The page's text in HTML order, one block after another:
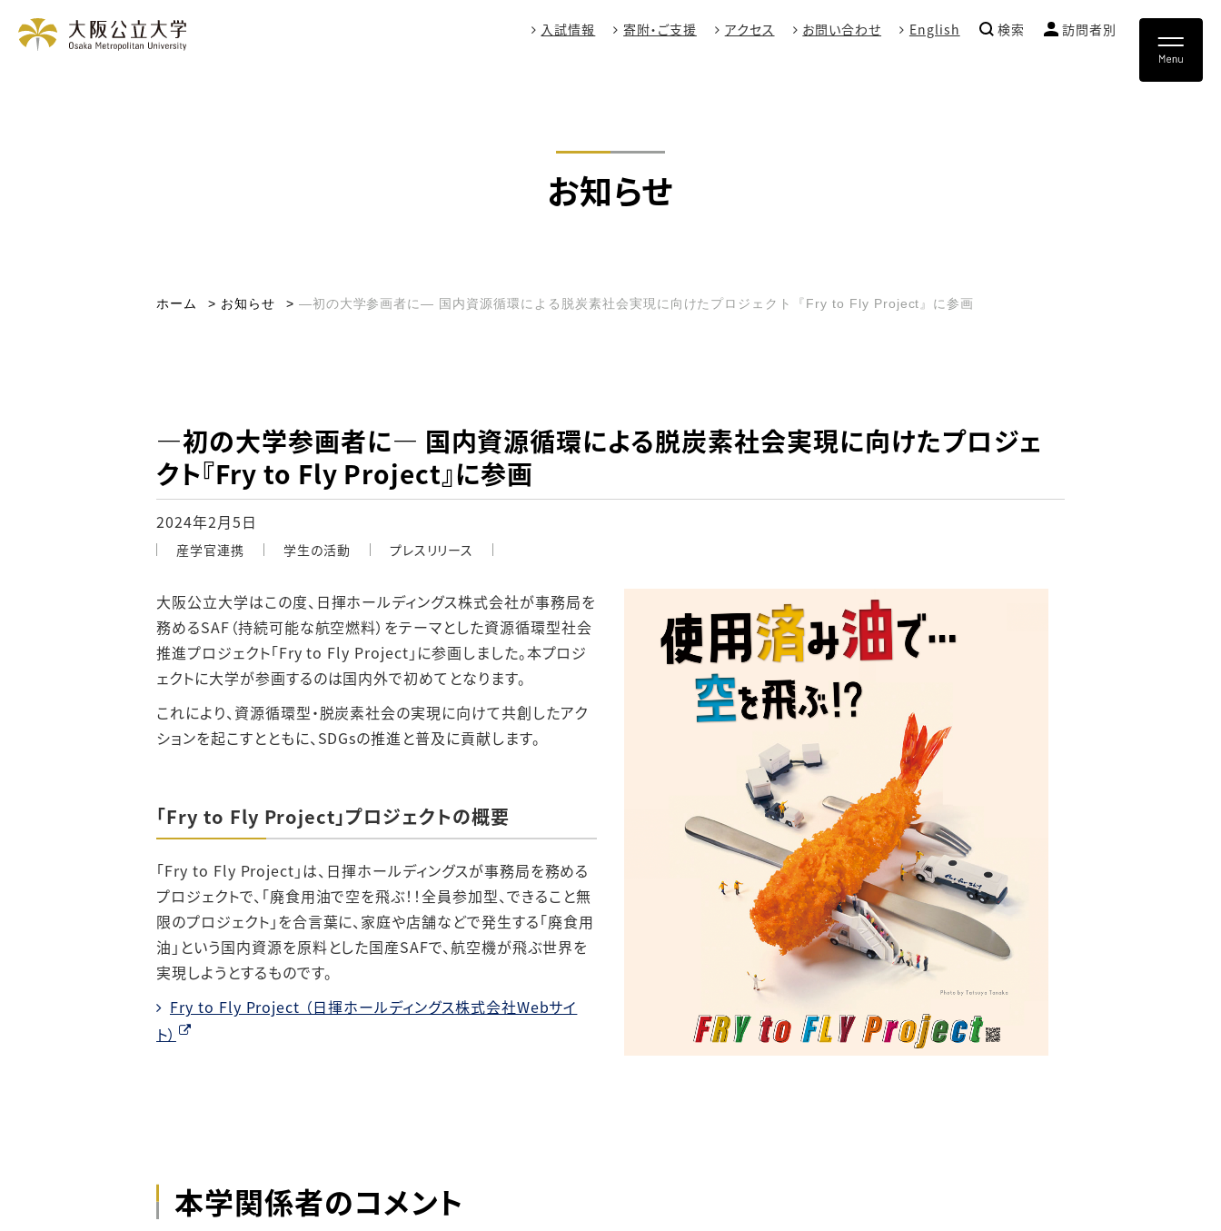
入試情報 寄附・ご支援 アクセス お問い合わせ English 検索 訪問者別
お知らせ
ホーム お知らせ ―初の大学参画者に― 国内資源循環による脱炭素社会実現に向けたプロジェクト『Fry to Fly Project』に参画
―初の大学参画者に― 国内資源循環による脱炭素社会実現に向けたプロジェ
クト『Fry to Fly Project』に参画
2024年2月5日
産学官連携 学生の活動 プレスリリース
大阪公立大学はこの度、日揮ホールディングス株式会社が事務局を
務めるSAF（持続可能な航空燃料）をテーマとした資源循環型社会
推進プロジェクト「Fry to Fly Project」に参画しました。本プロジ
ェクトに大学が参画するのは国内外で初めてとなります。
これにより、資源循環型・脱炭素社会の実現に向けて共創したアク
ションを起こすとともに、SDGsの推進と普及に貢献します。
「Fry to Fly Project」プロジェクトの概要
「Fry to Fly Project」は、日揮ホールディングスが事務局を務める
プロジェクトで、「廃食用油で空を飛ぶ！！全員参加型、できること無
限のプロジェクト」を合言葉に、家庭や店舗などで発生する「廃食用
油」という国内資源を原料とした国産SAFで、航空機が飛ぶ世界を
実現しようとするものです。
Fry to Fly Project （日揮ホールディングス株式会社Webサイ
ト）
本学関係者のコメント